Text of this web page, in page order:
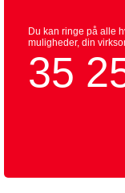
Du kan ringe på alle
muligheder, din
35